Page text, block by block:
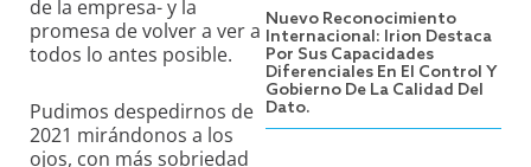
de la empresa- y la
promesa de volver a ver a
todos lo antes posible.
Pudimos despedirnos de
2021 mirándonos a los
ojos, con más sobriedad
Nuevo Reconocimiento
Internacional: Irion Destaca
Por Sus Capacidades
Diferenciales En El Control Y
Gobierno De La Calidad Del
Dato.